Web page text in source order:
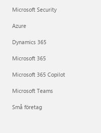
Microsoft Security
Azure
Dynamics 365
Microsoft 365
Microsoft 365 Copilot
Microsoft Teams
Små företag